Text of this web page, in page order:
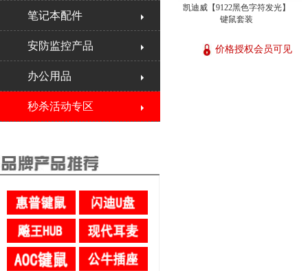
笔记本配件
安防监控产品
办公用品
秒杀活动专区
凯迪威【9122黑色字符发光】
键鼠套装
价格授权会员可见